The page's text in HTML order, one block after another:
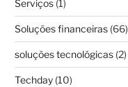
Serviços(1)
Soluções financeiras(66)
soluções tecnológicas(2)
Techday(10)